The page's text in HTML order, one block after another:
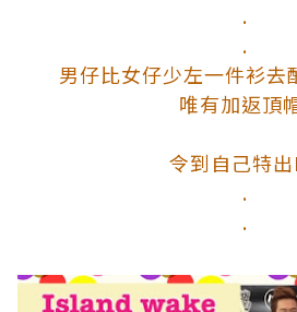
.
.
男仔比女仔少左一件衫去
唯有加返頂
令到自己特
.
.